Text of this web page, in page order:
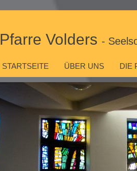
Pfarre Volders -
STARTSEITE ÜBER UNS DIE